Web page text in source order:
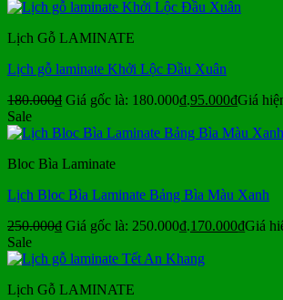
Lịch Gỗ LAMINATE
Lịch gỗ laminate Khởi Lộc Đầu Xuân
180.000₫ Giá gốc là: 180.000₫.95.000₫Giá
Sale
Bloc Bìa Laminate
Lịch Bloc Bìa Laminate Bảng Bìa Màu Xanh
250.000₫ Giá gốc là: 250.000₫.170.000₫Giá
Sale
Lịch Gỗ LAMINATE